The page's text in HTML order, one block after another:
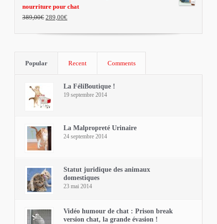
nourriture pour chat
389,00€ 289,00€
Popular Recent Comments
La FéliBoutique !
19 septembre 2014
La Malpropreté Urinaire
24 septembre 2014
Statut juridique des animaux
domestiques
23 mai 2014
Vidéo humour de chat : Prison break
version chat, la grande évasion !